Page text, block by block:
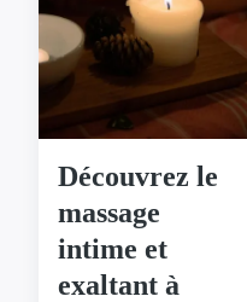
Découvrez le
massage
intime et
exaltant à